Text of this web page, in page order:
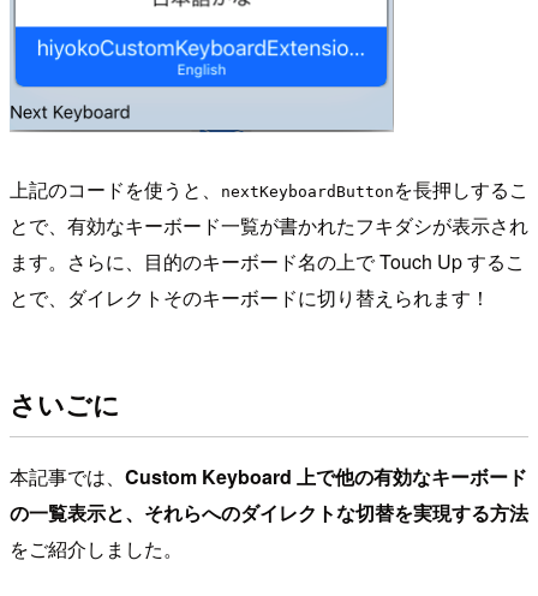
上記のコードを使うと、 nextKeyboardButton を長押しするこ
とで、有効なキーボード一覧が書かれたフキダシが表示され
ます。さらに、目的のキーボード名の上で Touch Up するこ
とで、ダイレクトそのキーボードに切り替えられます！
さいごに
本記事では、 Custom Keyboard 上で他の有効なキーボード
の一覧表示と、それらへのダイレクトな切替を実現する方法
をご紹介しました。